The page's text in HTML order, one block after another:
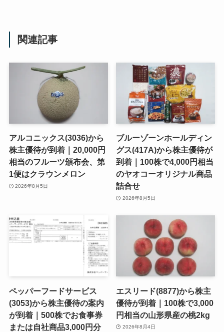
関連記事
アルコニックス(3036)から
株主優待が到着｜20,000円
相当のフルーツ頒布会、第
1便はクラウンメロン
2026年8月5日
ブルーゾーンホールディン
グス(417A)から株主優待が
到着｜100株で4,000円相当
のヤオコーオリジナル商品
詰合せ
2026年8月5日
ペッパーフードサービス
(3053)から株主優待の案内
が到着｜500株でお食事券
または自社商品3,000円分
エスリード(8877)から株主
優待が到着｜100株で3,000
円相当の山形県産の桃2kg
2026年8月4日